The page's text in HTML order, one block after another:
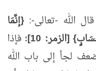
الله -تعالى-: {إنَّمَا
[الزمر: 10] ؛ فإذا
لجأ إلى باب الله